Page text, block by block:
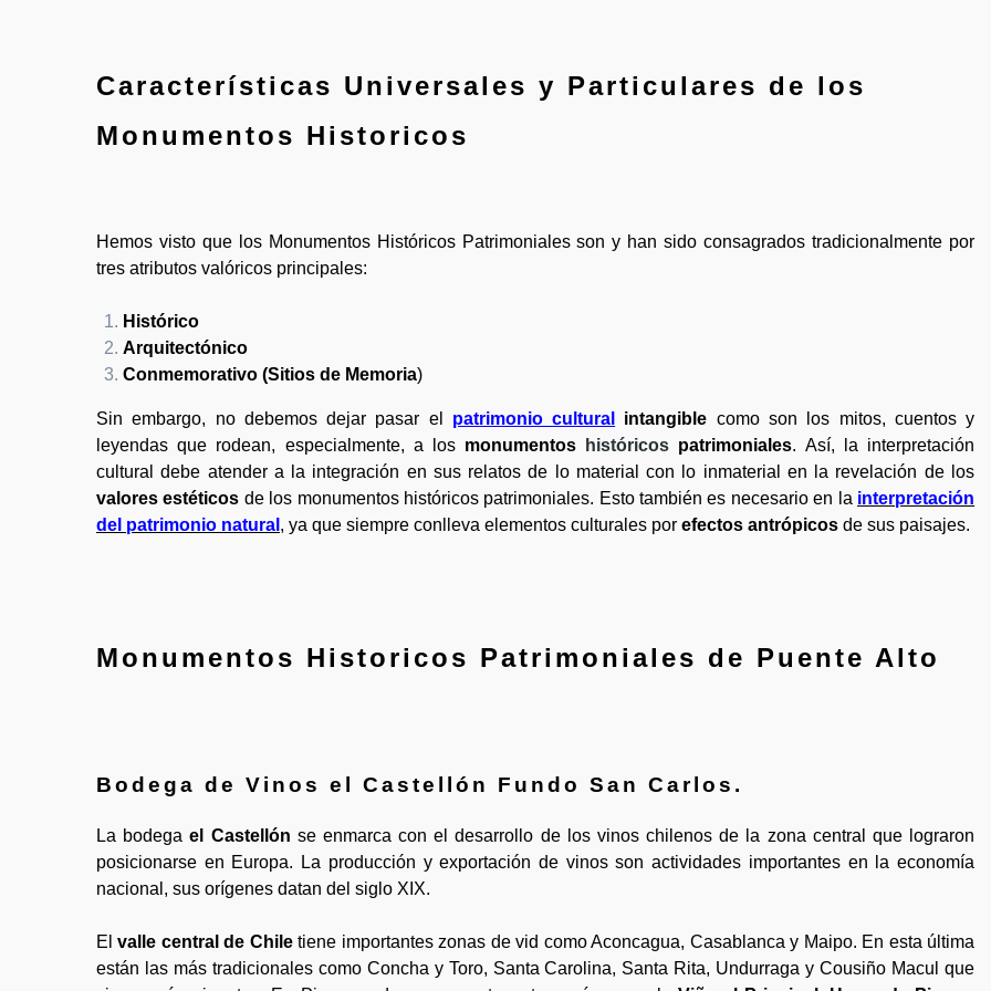
Características Universales y Particulares de los
Monumentos Historicos
Hemos visto que los Monumentos Históricos Patrimoniales son y han sido consagrados tradicionalmente por
tres atributos valóricos principales:
Histórico
Arquitectónico
Conmemorativo (Sitios de Memoria)
Sin embargo, no debemos dejar pasar el patrimonio cultural intangible como son los mitos, cuentos y
leyendas que rodean, especialmente, a los monumentos históricos patrimoniales. Así, la interpretación
cultural debe atender a la integración en sus relatos de lo material con lo inmaterial en la revelación de los
valores estéticos de los monumentos históricos patrimoniales. Esto también es necesario en la interpretación
del patrimonio natural , ya que siempre conlleva elementos culturales por efectos antrópicos de sus paisajes.
Monumentos Historicos Patrimoniales de Puente Alto
Bodega de Vinos el Castellón Fundo San Carlos .
La bodegael Castellón se enmarca con el desarrollo de los vinos chilenos de la zona central que lograron
posicionarse en Europa. La producción y exportación de vinos son actividades importantes en la economía
nacional, sus orígenes datan del siglo XIX.
Elvalle central de Chiletiene importantes zonas de vid como Aconcagua, Casablanca y Maipo. En esta última
están las más tradicionales como Concha y Toro, Santa Carolina, Santa Rita, Undurraga y Cousiño Macul que